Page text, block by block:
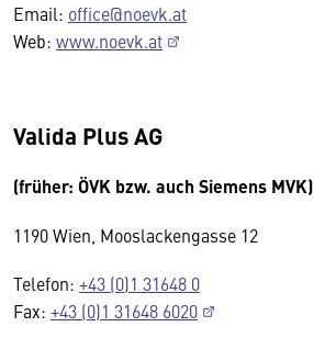
Email: office@noevk.at
Web: www.noevk.at
Valida Plus AG
(früher: ÖVK bzw. auch Siemens MVK)
1190 Wien, Mooslackengasse 12
Telefon: +43 (0)1 31648 0
Fax: +43 (0)1 31648 6020